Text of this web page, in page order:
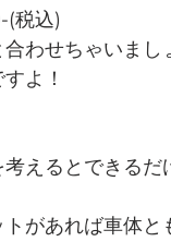
税込)
わせちゃいまし
よ！
えるとできる
があれば車体